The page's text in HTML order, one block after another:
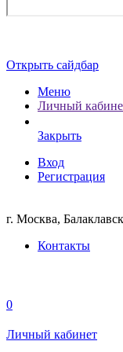
Открыть сайдбар
Меню
Личный
Закрыть
Вход
Регистрация
г. Москва,
Контакты
0
Личный кабинет